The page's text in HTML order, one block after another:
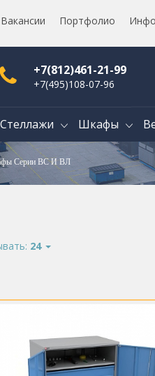
Вакансии Портфолио Инфо
+7(812)461-21-99
+7(495)108-07-96
Стеллажи Шкафы
Серии ВС И ВЛ
24